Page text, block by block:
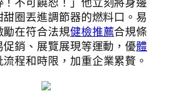
圈丟進調節器的燃料口。易
在符合法規健檢推薦合規條
銷、展覽展現等運動，優體
程和時限，加重企業累贅。